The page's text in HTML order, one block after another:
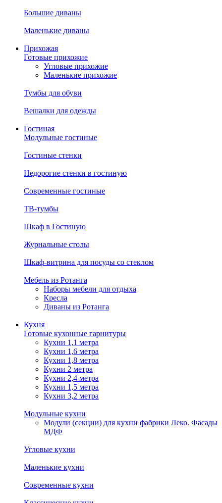
Большие диваны
Маленькие диваны
Прихожая
Готовые прихожие
Угловые прихожие
Маленькие прихожие
Тумбы для обуви
Вешалки для одежды
Гостиная
Модульные гостиные
Гостиные стенки
Недорогие стенки в гостиную
Современные гостиные
ТВ-тумбы
Шкаф в Гостиную
Журнальные столы
Шкаф-витрина для посуды со стеклом
Мебель из Ротанга
Наборы мебели для отдыха
Кресла
Диваны из Ротанга
Кухня
Готовые кухонные гарнитуры
Кухни 1,1 метра
Кухни 1,6 метра
Кухни 1,8 метра
Кухни 2 метра
Кухни 2,4 метра
Кухни 1,5 метра
Кухни 3,2 метра
Модульные кухни
Модули (секции) для кухни фабрики Леко. Фасады
МДФ
Угловые кухни
Маленькие кухни
Современные кухни